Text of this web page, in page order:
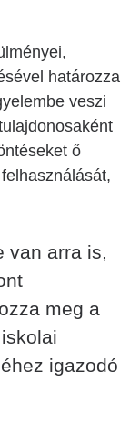
határozza
veszi
ő
van arra is,
meg a
igazodó